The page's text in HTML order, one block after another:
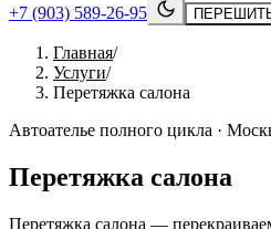
+7 (903) 589-26-95
Главная/
Услуги/
Перетяжка салона
Автоателье полного цикла ·
Перетяжка салона
Перетяжка салона —